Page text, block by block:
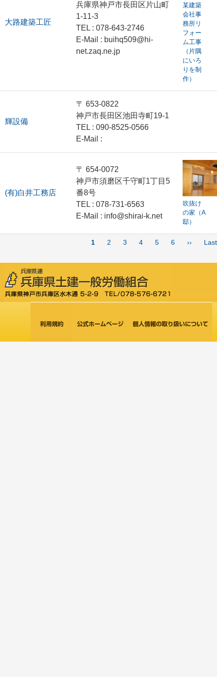
大路建築工匠
兵庫県神戸市長田区片山町
1-11-3
TEL : 078-643-2746
E-Mail : buihq509@hi-
net.zaq.ne.jp
某建築
会社事
務所リ
フォー
ム工事
（片隅
にいろ
りを制
作）
輝設備
〒 653-0822
神戸市長田区池田寺町19-1
TEL : 090-8525-0566
E-Mail :
(有)白井工務店
〒 654-0072
神戸市須磨区千守町1丁目5
番8号
TEL : 078-731-6563
E-Mail : info@shirai-k.net
吹抜け
の家（A
邸）
送
カ
ン
ペ
ー
ジ
1 Page
2 Page
3 Page
4 Page
5 Page
6
次
ー
››
最
ペ